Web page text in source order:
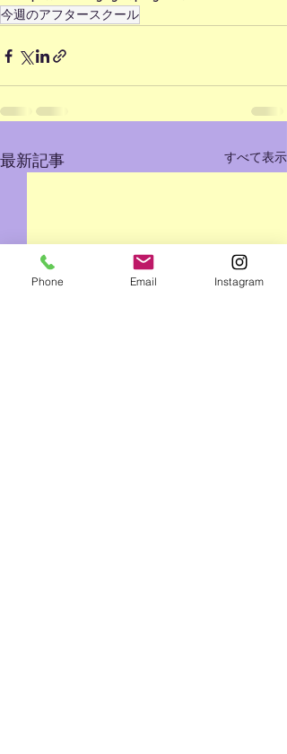
今週のアフタースクール
最新記事 すべて表示
Phone Email Instagram